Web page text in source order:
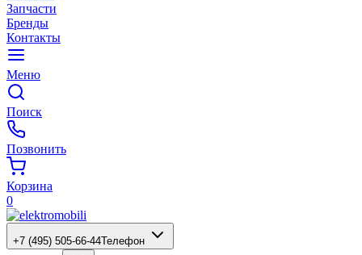
Запчасти
Бренды
Контакты
Меню
Поиск
Позвонить
Корзина
0
+7 (495) 505-66-44Телефон